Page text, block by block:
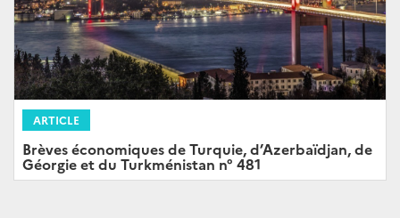
ARTICLE
Brèves économiques de Turquie, d’Azerbaïdjan, de
Géorgie et du Turkménistan n° 481